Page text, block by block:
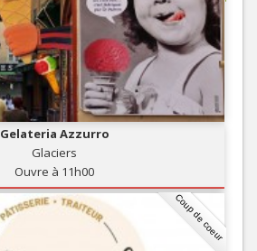
Gelateria Azzurro
Glaciers
Ouvre à 11h00
Coup de coeur